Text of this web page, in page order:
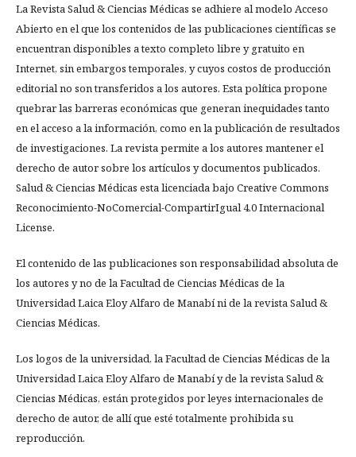
La Revista Salud & Ciencias Médicas se adhiere al modelo Acceso
Abierto en el que los contenidos de las publicaciones científicas se
encuentran disponibles a texto completo libre y gratuito en
Internet, sin embargos temporales, y cuyos costos de producción
editorial no son transferidos a los autores. Esta política propone
quebrar las barreras económicas que generan inequidades tanto
en el acceso a la información, como en la publicación de resultados
de investigaciones. La revista permite a los autores mantener el
derecho de autor sobre los artículos y documentos publicados.
Salud & Ciencias Médicas esta licenciada bajo Creative Commons
Reconocimiento-NoComercial-CompartirIgual 4.0 Internacional
License.
El contenido de las publicaciones son responsabilidad absoluta de
los autores y no de la Facultad de Ciencias Médicas de la
Universidad Laica Eloy Alfaro de Manabí ni de la revista Salud &
Ciencias Médicas.
Los logos de la universidad, la Facultad de Ciencias Médicas de la
Universidad Laica Eloy Alfaro de Manabí y de la revista Salud &
Ciencias Médicas, están protegidos por leyes internacionales de
derecho de autor, de allí que esté totalmente prohibida su
reproducción.